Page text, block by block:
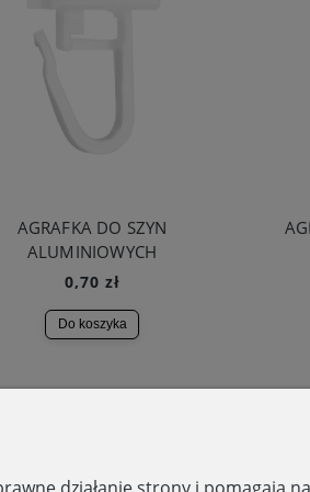
AGRAFKA DO SZYN
ALUMINIOWYCH
0,70 zł
Do koszyka